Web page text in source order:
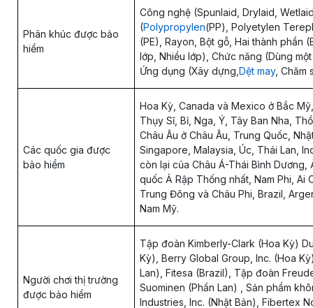
Phân khúc được bảo
hiểm
Công nghệ (Spunlaid, Drylaid,
(Polypropylen(PP), Polyetylen
(PE), Rayon, Bột gỗ, Hai thành phần
lớp, Nhiều lớp), Chức năng (Dùng
Ứng dụng (Xây dựng,Dệt may, Chăm
Các quốc gia được
bảo hiểm
Hoa Kỳ, Canada và Mexico ở Bắc
Thụy Sĩ, Bỉ, Nga, Ý, Tây Ban Nha,
Châu Âu ở Châu Âu, Trung Quốc,
Singapore, Malaysia, Úc, Thái Lan,
còn lại của Châu Á-Thái Bình
quốc Ả Rập Thống nhất, Nam Phi, Ai
Trung Đông và Châu Phi, Brazil,
Nam Mỹ.
Người chơi thị trường
được bảo hiểm
Tập đoàn Kimberly-Clark (Hoa Kỳ)
Kỳ), Berry Global Group, Inc. (Hoa
Lan), Fitesa (Brazil), Tập đoàn
Suominen (Phần Lan) , Sản phẩm
Industries, Inc. (Nhật Bản), Fibertex